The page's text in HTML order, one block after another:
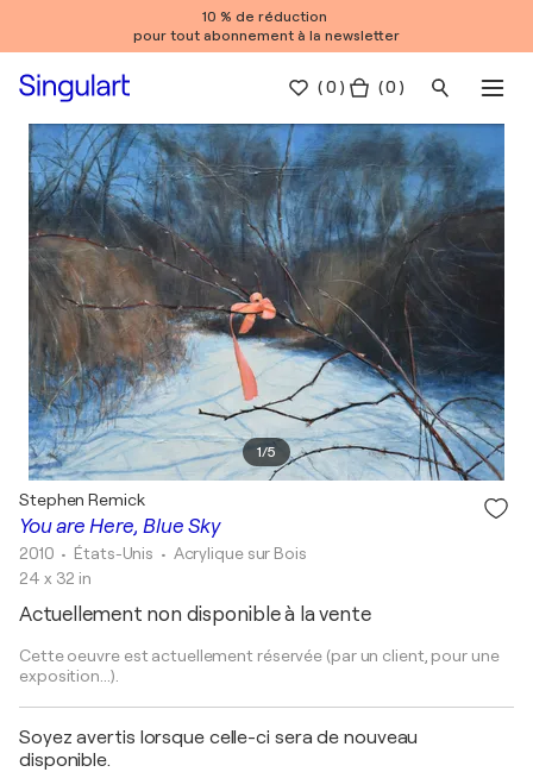
10 % de réduction
pour tout abonnement à la newsletter
(0 ) ( 0 )
1/5
You are Here, Blue Sky
Stephen Remick
2010 • États-Unis • Acrylique sur Bois
24 x 32 in
Actuellement non disponible à la vente
Cette oeuvre est actuellement réservée (par un client, pour une
exposition...).
Soyez avertis lorsque celle-ci sera de nouveau
disponible.